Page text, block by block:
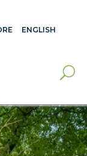
ENGLISH